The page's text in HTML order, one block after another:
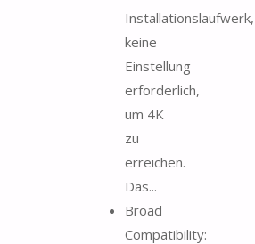
Installationslaufwerk,
keine
Einstellung
erforderlich,
um 4K
zu
erreichen.
Das...
Broad
Compatibility: